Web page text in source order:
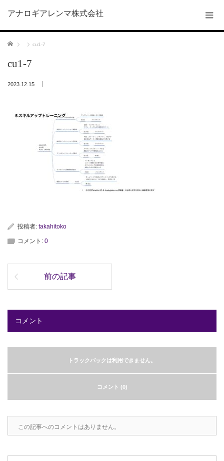
アナロギアレンマ株式会社
ホーム cu1-7
cu1-7
2023.12.15
投稿者: takahitoko
コメント: 0
前の記事
コメント
トラックバックは利用できません。
コメント (0)
この記事へのコメントはありません。